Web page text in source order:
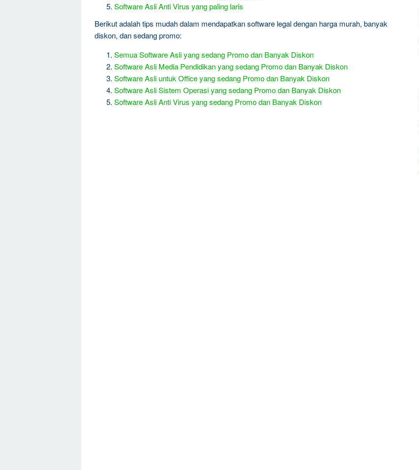
Software Asli Anti Virus yang paling laris
Berikut adalah tips mudah dalam mendapatkan software legal dengan harga murah, banyak
diskon, dan sedang promo:
Semua Software Asli yang sedang Promo dan Banyak Diskon
Software Asli Media Pendidikan yang sedang Promo dan Banyak Diskon
Software Asli untuk Office yang sedang Promo dan Banyak Diskon
Software Asli Sistem Operasi yang sedang Promo dan Banyak Diskon
Software Asli Anti Virus yang sedang Promo dan Banyak Diskon